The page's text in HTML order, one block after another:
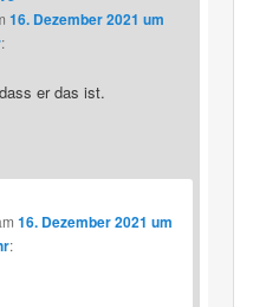
16. Dezember 2021 um
:
er das ist.
16. Dezember 2021 um
: